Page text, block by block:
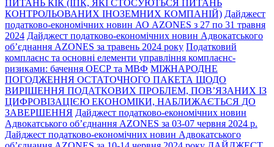
ПИТАНЬ КІК (ІПК, ЯКІ СТОСУЮТЬСЯ ПИТАНЬ
КОНТРОЛЬОВАНИХ ІНОЗЕМНИХ КОМПАНІЙ) Дайджест
податково-економічних новин АО AZONES з 27 по 31 травня
2024 Дайджест податково-економічних новин Адвокатського
об’єднання AZONES за травень 2024 року Податковий
комплаєнс та основні елементи управління комплаєнс-
ризиками: бачення ОЕСР та МВФ МІЖНАРОДНЕ
ПОГОДЖЕННЯ ОСТАТОЧНОГО ПАКЕТА ЩОДО
ВИРІШЕННЯ ПОДАТКОВИХ ПРОБЛЕМ, ПОВ’ЯЗАНИХ ІЗ
ЦИФРОВІЗАЦІЄЮ ЕКОНОМІКИ, НАБЛИЖАЄТЬСЯ ДО
ЗАВЕРШЕННЯ Дайджест податково-економічних новин
Адвокатського об’єднання AZONES за 03-07 червня 2024 р.
Дайджест податково-економічних новин Адвокатського